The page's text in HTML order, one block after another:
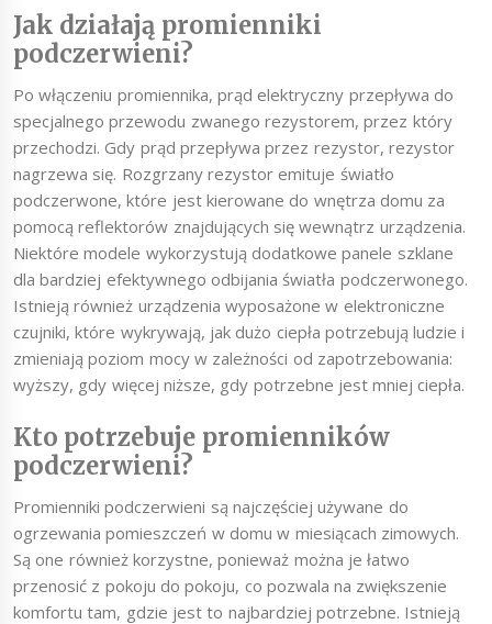
Jak działają promienniki
podczerwieni?
Po włączeniu promiennika, prąd elektryczny przepływa do
specjalnego przewodu zwanego rezystorem, przez który
przechodzi. Gdy prąd przepływa przez rezystor, rezystor
nagrzewa się. Rozgrzany rezystor emituje światło
podczerwone, które jest kierowane do wnętrza domu za
pomocą reflektorów znajdujących się wewnątrz urządzenia.
Niektóre modele wykorzystują dodatkowe panele szklane
dla bardziej efektywnego odbijania światła podczerwonego.
Istnieją również urządzenia wyposażone w elektroniczne
czujniki, które wykrywają, jak dużo ciepła potrzebują ludzie i
zmieniają poziom mocy w zależności od zapotrzebowania:
wyższy, gdy więcej niższe, gdy potrzebne jest mniej ciepła.
Kto potrzebuje promienników
podczerwieni?
Promienniki podczerwieni są najczęściej używane do
ogrzewania pomieszczeń w domu w miesiącach zimowych.
Są one również korzystne, ponieważ można je łatwo
przenosić z pokoju do pokoju, co pozwala na zwiększenie
komfortu tam, gdzie jest to najbardziej potrzebne. Istnieją